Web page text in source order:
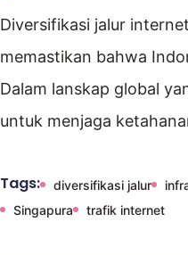
Diversifikasi jalur
memastikan bahwa
Dalam lanskap global
untuk menjaga
Tags: diversifikasi jalur
Singapura
trafik internet